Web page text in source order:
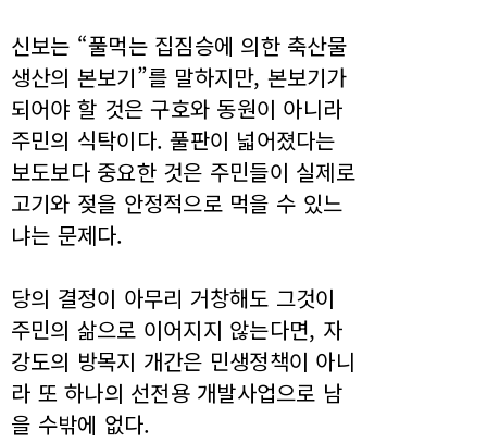
신보는 “풀먹는 집짐승에 의한 축산물
생산의 본보기”를 말하지만, 본보기가
되어야 할 것은 구호와 동원이 아니라
주민의 식탁이다. 풀판이 넓어졌다는
보도보다 중요한 것은 주민들이 실제로
고기와 젖을 안정적으로 먹을 수 있느
냐는 문제다.
당의 결정이 아무리 거창해도 그것이
주민의 삶으로 이어지지 않는다면, 자
강도의 방목지 개간은 민생정책이 아니
라 또 하나의 선전용 개발사업으로 남
을 수밖에 없다.